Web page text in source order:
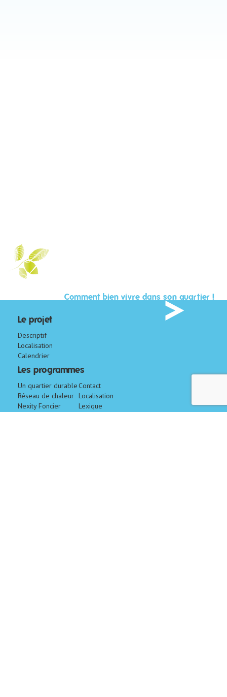
Comment bien vivre dans son quartier !
Le projet
Descriptif
Localisation
Calendrier
Les programmes
Un quartier durableContact
Réseau de chaleur Localisation
Nexity Foncier
Lexique